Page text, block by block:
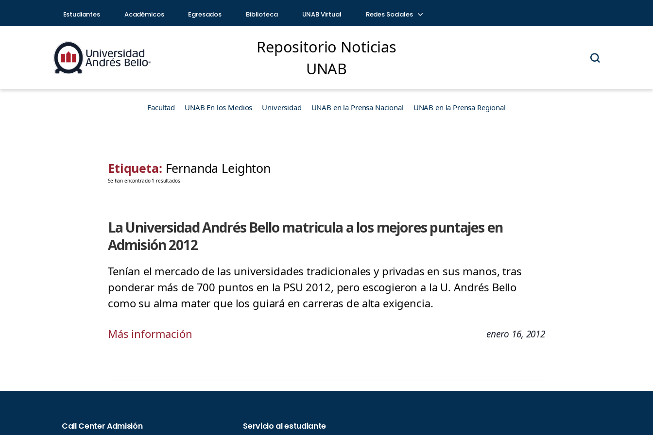
Estudiantes Académicos Egresados Biblioteca UNAB Virtual Redes Sociales
Repositorio Noticias
UNAB
Facultad UNAB En los Medios Universidad UNAB en la Prensa Nacional UNAB en la Prensa Regional
Etiqueta: Fernanda Leighton
Se han encontrado 1 resultados
La Universidad Andrés Bello matricula a los mejores puntajes en
Admisión 2012
Tenían el mercado de las universidades tradicionales y privadas en sus manos, tras
ponderar más de 700 puntos en la PSU 2012, pero escogieron a la U. Andrés Bello
como su alma mater que los guiará en carreras de alta exigencia.
Más información enero 16, 2012